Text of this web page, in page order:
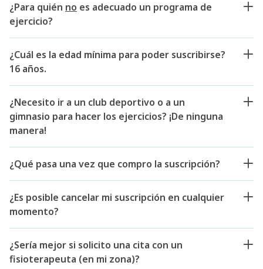
¿Para quién no es adecuado un programa de
ejercicio?
¿Cuál es la edad mínima para poder suscribirse?
16 años.
¿Necesito ir a un club deportivo o a un
gimnasio para hacer los ejercicios? ¡De ninguna
manera!
¿Qué pasa una vez que compro la suscripción?
¿Es posible cancelar mi suscripción en cualquier
momento?
¿Sería mejor si solicito una cita con un
fisioterapeuta (en mi zona)?